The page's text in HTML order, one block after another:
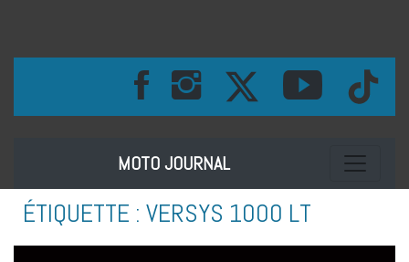
MOTO JOURNAL Toggle
ÉTIQUETTE : VERSYS 1000 LT